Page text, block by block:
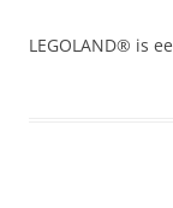
LEGOLAND® is